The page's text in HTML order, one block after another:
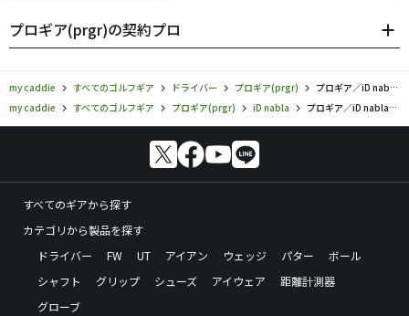
プロギア(prgr)の契約プロ
my caddie すべてのゴルフギア ドライバー プロギア(prgr)
プロギア／iD nabla／ドライバーの口コミ評価
my caddie
すべてのゴルフギア プロギア(prgr) iD nabla プロギア／iD nabla／ドライバーの口コミ評価
すべてのギアから探す
カテゴリから製品を探す
ドライバー
FW UT アイアン ウェッジ パター
ボール
シャフト
グリップ シューズ アイウェア
距離計測器
グローブ